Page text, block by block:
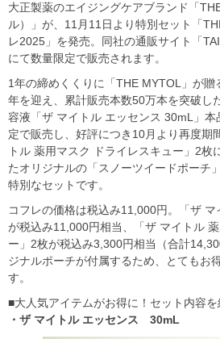
大正製薬のエイジングケアブランド「
ル）」が、11月11日より特別セット「
レ2025」を発売。同社の通販サイト「
にて数量限定で販売されます。
1年の締めくくりに「THE MYTOL」が贈
年を迎え、累計販売本数50万本を突破し
容液「ザ マイトル エッセンス 30mL」
定で販売し、好評につき10月より再度期
トル 薬用マスク ドライレスキュー」2枚
たオリジナルの「スノーツイードポーチ
特別なセットです。
コフレの価格は税込み11,000円。「ザ マ
が税込み11,000円相当、「ザ マイトル
ー」2枚が税込み3,300円相当（合計
ジナルポーチが付属するため、とてもお
す。
■大人気アイテムがお得に！セット内容を
・ザ マイトル エッセンス 30mL